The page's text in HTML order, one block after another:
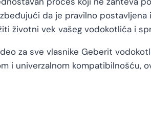
da je pravilno
životni vek vašeg vodokotlića i
za sve vlasnike Geberit
i univerzalnom kompatibilnošću,